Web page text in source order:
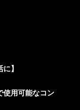
】
使用可能なコン